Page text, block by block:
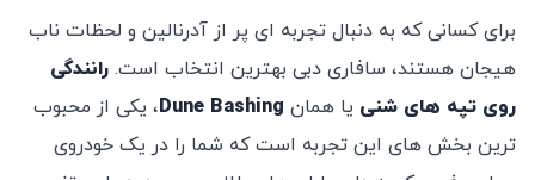
برای کسانی که به دنبال تجربه ‌ای پر از آدرنالین و لحظات ناب
هیجان هستند، سافاری دبی بهترین انتخاب است. رانندگی
روی تپه‌ های شنی یا همان Dune Bashing، یکی از محبوب
‌ترین بخش ‌های این تجربه است که شما را در یک خودروی